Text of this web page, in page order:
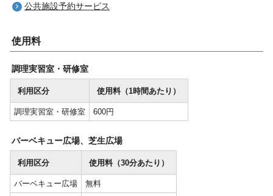
公共施設予約サービス
使用料
調理実習室・研修室
利用区分 使用料（1時間あたり）
調理実習室・研修室 600円
バーベキュー広場、芝生広場
利用区分 使用料（30分あたり）
バーベキュー広場
無料